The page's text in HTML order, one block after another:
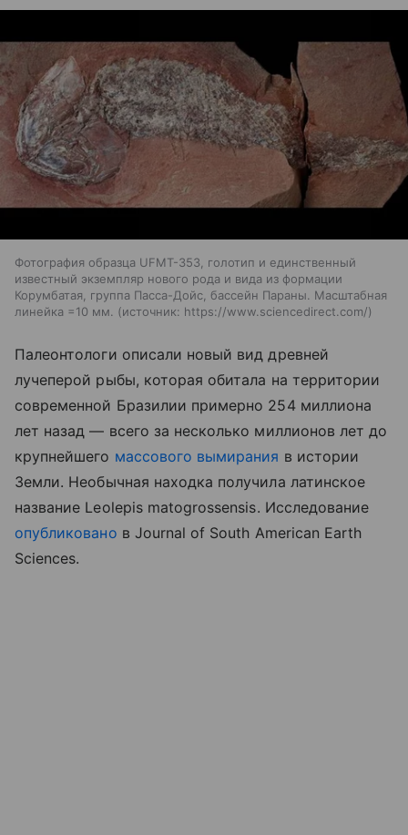
Фотография образца UFMT-353, голотип и единственный
известный экземпляр нового рода и вида из формации
Корумбатая, группа Пасса-Дойс, бассейн Параны. Масштабная
линейка =10 мм.
источник: https://www.sciencedirect.com/
Палеонтологи описали новый вид древней
лучеперой рыбы, которая обитала на территории
современной Бразилии примерно 254 миллиона
лет назад — всего за несколько миллионов лет до
крупнейшего массового вымирания в истории
Земли. Необычная находка получила латинское
название Leolepis matogrossensis. Исследование
опубликовано в Journal of South American Earth
Sciences.